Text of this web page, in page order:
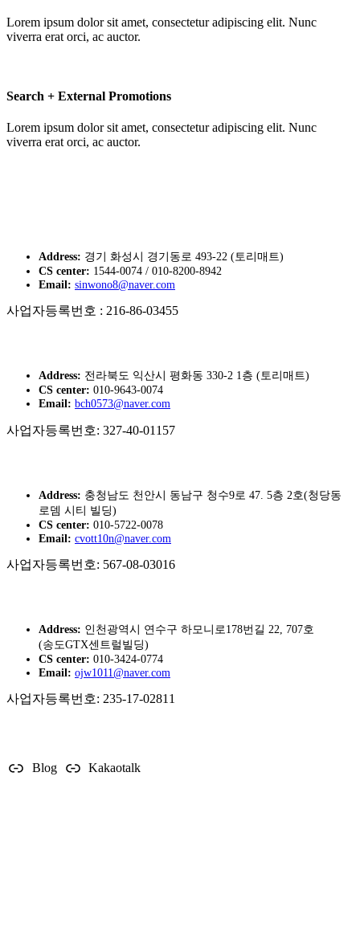
Lorem ipsum dolor sit amet, consectetur adipiscing elit. Nunc
viverra erat orci, ac auctor.
Search + External Promotions
Lorem ipsum dolor sit amet, consectetur adipiscing elit. Nunc
viverra erat orci, ac auctor.
Address: 경기 화성시 경기동로 493-22 (토리매트)
CS center: 1544-0074 / 010-8200-8942
Email: sinwono8@naver.com
사업자등록번호 : 216-86-03455
Address: 전라북도 익산시 평화동 330-2 1층 (토리매트)
CS center: 010-9643-0074
Email: bch0573@naver.com
사업자등록번호: 327-40-01157
Address: 충청남도 천안시 동남구 청수9로 47. 5층 2호(청당동
로뎀 시티 빌딩)
CS center: 010-5722-0078
Email: cvott10n@naver.com
사업자등록번호: 567-08-03016
Address: 인천광역시 연수구 하모니로178번길 22, 707호
(송도GTX센트럴빌딩)
CS center: 010-3424-0774
Email: ojw1011@naver.com
사업자등록번호: 235-17-02811
Blog Kakaotalk